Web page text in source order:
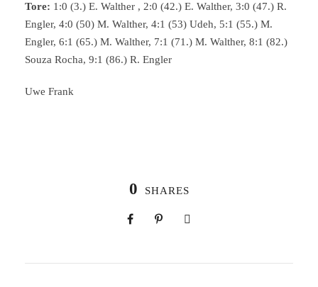
Tore: 1:0 (3.) E. Walther , 2:0 (42.) E. Walther, 3:0 (47.) R.
Engler, 4:0 (50) M. Walther, 4:1 (53) Udeh, 5:1 (55.) M.
Engler, 6:1 (65.) M. Walther, 7:1 (71.) M. Walther, 8:1 (82.)
Souza Rocha, 9:1 (86.) R. Engler
Uwe Frank
0 SHARES